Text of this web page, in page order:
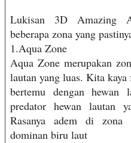
Lukisan 3D Amazing
beberapa zona yang
1.Aqua Zone
Aqua Zone merupakan
lautan yang luas. Kita
bertemu dengan
predator hewan lautan
Rasanya adem di zona
dominan biru laut